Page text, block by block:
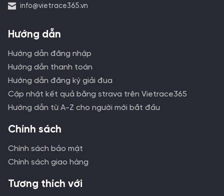
info@vietrace365.vn
Hướng dẫn
Hướng dẫn đăng nhập
Hướng dẫn thanh toán
Hướng dẫn đăng ký giải đua
Cập nhật kết quả bằng strava trên Vietrace365
Hướng dẫn từ A-Z cho người mới bắt đầu
Chính sách
Chính sách bảo mật
Chính sách giao hàng
Tương thích với